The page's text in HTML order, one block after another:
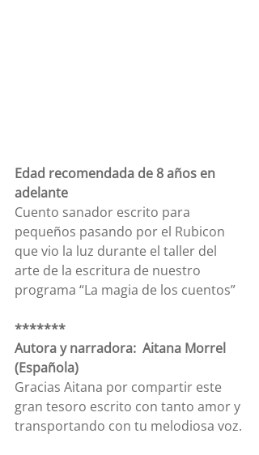
Edad recomendada de 8 años en
adelante
Cuento sanador escrito para
pequeños pasando por el Rubicon
que vio la luz durante el taller del
arte de la escritura de nuestro
programa “La magia de los cuentos”
*******
Autora y narradora:  Aitana Morrel
(Española)
Gracias Aitana por compartir este
gran tesoro escrito con tanto amor y
transportando con tu melodiosa voz.